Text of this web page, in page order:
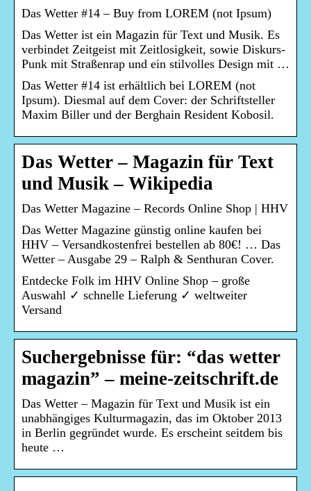
Das Wetter #14 – Buy from LOREM (not Ipsum)
Das Wetter ist ein Magazin für Text und Musik. Es
verbindet Zeitgeist mit Zeitlosigkeit, sowie Diskurs-
Punk mit Straßenrap und ein stilvolles Design mit …
Das Wetter #14 ist erhältlich bei LOREM (not
Ipsum). Diesmal auf dem Cover: der Schriftsteller
Maxim Biller und der Berghain Resident Kobosil.
Das Wetter – Magazin für Text
und Musik – Wikipedia
Das Wetter Magazine – Records Online Shop | HHV
Das Wetter Magazine günstig online kaufen bei
HHV – Versandkostenfrei bestellen ab 80€! … Das
Wetter – Ausgabe 29 – Ralph & Senthuran Cover.
Entdecke Folk im HHV Online Shop – große
Auswahl ✓ schnelle Lieferung ✓ weltweiter
Versand
Suchergebnisse für: “das wetter
magazin” – meine-zeitschrift.de
Das Wetter – Magazin für Text und Musik ist ein
unabhängiges Kulturmagazin, das im Oktober 2013
in Berlin gegründet wurde. Es erscheint seitdem bis
heute …